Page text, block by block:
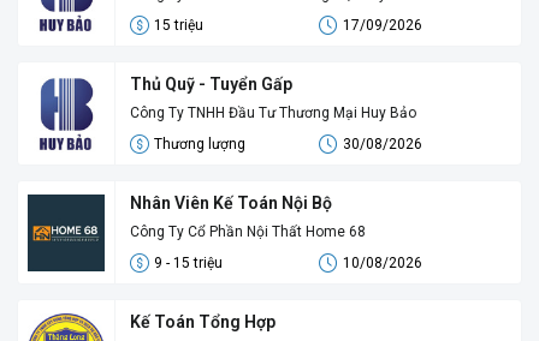
15 triệu
17/09/2026
Thủ Quỹ - Tuyển Gấp
Công Ty TNHH Đầu Tư Thương Mại Huy Bảo
Thương lượng
30/08/2026
Nhân Viên Kế Toán Nội Bộ
Công Ty Cổ Phần Nội Thất Home 68
9 - 15 triệu
10/08/2026
Kế Toán Tổng Hợp